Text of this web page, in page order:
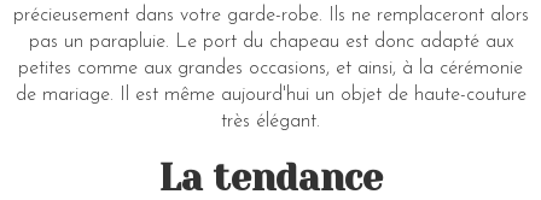
précieusement dans votre garde-robe. Ils ne remplaceront alors
pas un parapluie. Le port du chapeau est donc adapté aux
petites comme aux grandes occasions, et ainsi, à la cérémonie
de mariage. Il est même aujourd'hui un objet de haute-couture
très élégant.
La tendance